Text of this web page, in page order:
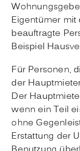
Eigentümer mit
beauftragte
Beispiel
Für Personen,
der
Der
wenn ein Teil
ohne
Erstattung der